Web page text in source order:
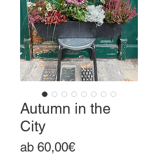
Autumn in the
City
ab 60,00€Sale-